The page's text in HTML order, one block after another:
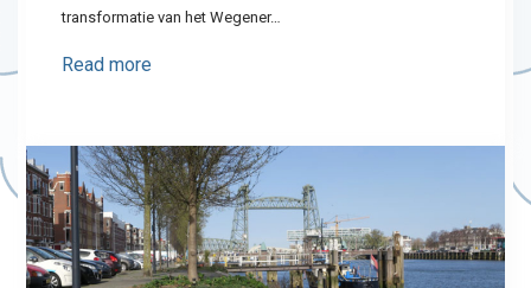
transformatie van het Wegener…
Read more